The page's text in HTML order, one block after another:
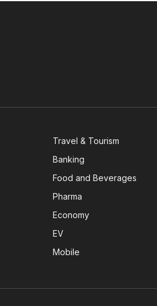
Travel & Tourism
Banking
Food and Beverages
Pharma
Economy
EV
Mobile